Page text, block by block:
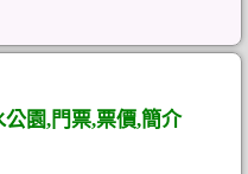
公園,門票,票價,簡介